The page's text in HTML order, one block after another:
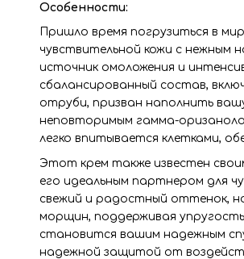
Особенности:
Пришло время погрузиться в
чувствительной кожи с нежным
источник омоложения и
сбалансированный состав,
отруби, призван наполнить
неповторимым гамма-
легко впитывается клетками,
Этот крем также известен
его идеальным партнером для
свежий и радостный оттенок,
морщин, поддерживая
становится вашим надежным
надежной защитой от